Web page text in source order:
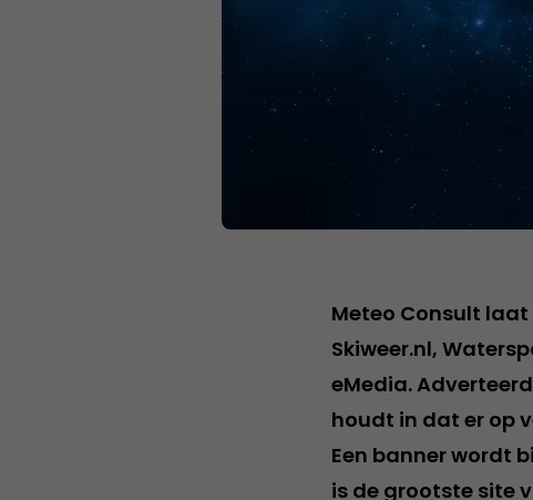
Meteo Consult
Skiweer.nl,
eMedia.
houdt in dat er op
Een banner wordt
is de grootste site